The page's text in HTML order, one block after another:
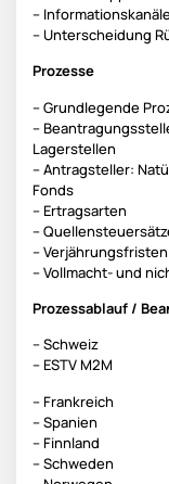
–
– Unterscheidung
Prozesse
– Grundlegende
–
Lagerstellen
– Antragsteller:
Fonds
– Ertragsarten
–
– Verjährungsfristen
– Vollmacht- und
Prozessablauf /
– Schweiz
– ESTV M2M
– Frankreich
– Spanien
– Finnland
– Schweden